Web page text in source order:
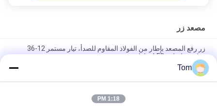
مصعد زر
زر رفع المصعد بإطار من الفولاذ المقاوم للصدأ، تيار مستمر 12-36
فولت، وإضاءة LED ساطعة
زر استدعاء المصعد من الفولاذ المقاوم للصدأ مع زر ضغط مصعد الركاب
بطريقة برايل DC 12-36V وسمك 18.5 مم
Tom
1:18 PM